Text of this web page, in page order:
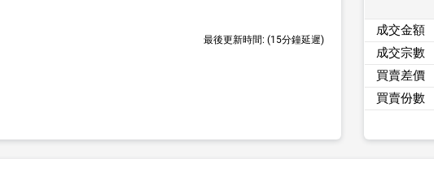
最後更新時間: (15分鐘延遲)
成交金額
成交宗數
買賣差價
買賣份數